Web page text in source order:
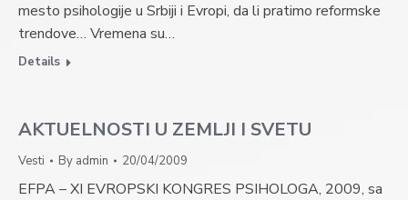
mesto psihologije u Srbiji i Evropi, da li pratimo reformske
trendove… Vremena su…
Details
AKTUELNOSTI U ZEMLJI I SVETU
Vesti By admin 20/04/2009
EFPA – XI EVROPSKI KONGRES PSIHOLOGA, 2009, sa